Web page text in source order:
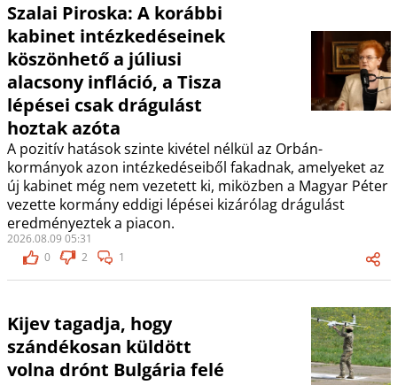
Szalai Piroska: A korábbi
kabinet intézkedéseinek
köszönhető a júliusi
alacsony infláció, a Tisza
lépései csak drágulást
hoztak azóta
A pozitív hatások szinte kivétel nélkül az Orbán-
kormányok azon intézkedéseiből fakadnak, amelyeket az
új kabinet még nem vezetett ki, miközben a Magyar Péter
vezette kormány eddigi lépései kizárólag drágulást
eredményeztek a piacon.
2026.08.09 05:31
0
2 1
Kijev tagadja, hogy
szándékosan küldött
volna drónt Bulgária felé